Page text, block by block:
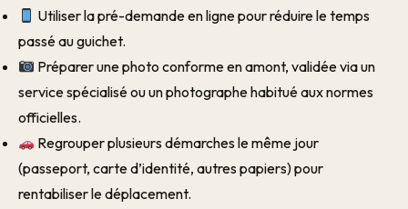
Utiliser la pré-demande en ligne pour réduire le temps
passé au guichet.
Préparer une photo conforme en amont, validée via un
service spécialisé ou un photographe habitué aux normes
officielles.
Regrouper plusieurs démarches le même jour
(passeport, carte d’identité, autres papiers) pour
rentabiliser le déplacement.